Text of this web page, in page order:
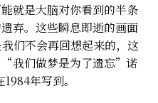
就是大脑对你看到的半条
弃。这些瞬息即逝的画面
们不会再回想起来的，这
“我们做梦是为了遗忘”诺
年写到。